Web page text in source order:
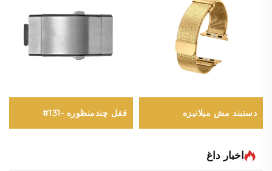
دستبند مش میلانیزه قفل چندمنظوره -131#
اخبار داغ